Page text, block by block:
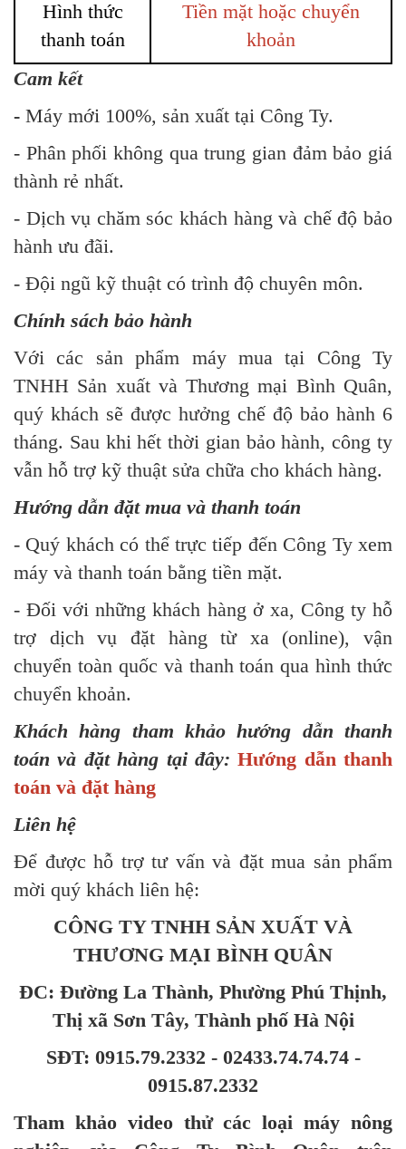
Hình thức
thanh toán
Tiền mặt hoặc chuyển
khoản
Cam kết
- Máy mới 100%, sản xuất tại Công Ty.
- Phân phối không qua trung gian đảm bảo giá
thành rẻ nhất.
- Dịch vụ chăm sóc khách hàng và chế độ bảo
hành ưu đãi.
- Đội ngũ kỹ thuật có trình độ chuyên môn.
Chính sách bảo hành
Với các sản phẩm máy mua tại Công Ty
TNHH Sản xuất và Thương mại Bình Quân,
quý khách sẽ được hưởng chế độ bảo hành 6
tháng. Sau khi hết thời gian bảo hành, công ty
vẫn hỗ trợ kỹ thuật sửa chữa cho khách hàng.
Hướng dẫn đặt mua và thanh toán
- Quý khách có thể trực tiếp đến Công Ty xem
máy và thanh toán bằng tiền mặt.
- Đối với những khách hàng ở xa, Công ty hỗ
trợ dịch vụ đặt hàng từ xa (online), vận
chuyển toàn quốc và thanh toán qua hình thức
chuyển khoản.
Khách hàng tham khảo hướng dẫn thanh
toán và đặt hàng tại đây: Hướng dẫn thanh
toán và đặt hàng
Liên hệ
Để được hỗ trợ tư vấn và đặt mua sản phẩm
mời quý khách liên hệ:
CÔNG TY TNHH SẢN XUẤT VÀ
THƯƠNG MẠI BÌNH QUÂN
ĐC: Đường La Thành, Phường Phú Thịnh,
Thị xã Sơn Tây, Thành phố Hà Nội
SĐT: 0915.79.2332 - 02433.74.74.74 -
0915.87.2332
Tham khảo video thử các loại máy nông